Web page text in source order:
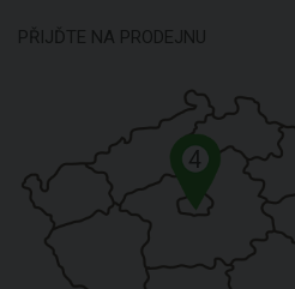
PŘIJĎTE NA PRODEJNU
4